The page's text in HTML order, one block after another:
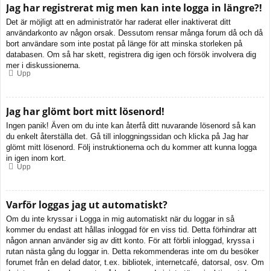
Jag har registrerat mig men kan inte logga in längre?!
Det är möjligt att en administratör har raderat eller inaktiverat ditt
användarkonto av någon orsak. Dessutom rensar många forum då och då
bort användare som inte postat på länge för att minska storleken på
databasen. Om så har skett, registrera dig igen och försök involvera dig
mer i diskussionerna.
Upp
Jag har glömt bort mitt lösenord!
Ingen panik! Även om du inte kan återfå ditt nuvarande lösenord så kan
du enkelt återställa det. Gå till inloggningssidan och klicka på Jag har
glömt mitt lösenord. Följ instruktionerna och du kommer att kunna logga
in igen inom kort.
Upp
Varför loggas jag ut automatiskt?
Om du inte kryssar i Logga in mig automatiskt när du loggar in så
kommer du endast att hållas inloggad för en viss tid. Detta förhindrar att
någon annan använder sig av ditt konto. För att förbli inloggad, kryssa i
rutan nästa gång du loggar in. Detta rekommenderas inte om du besöker
forumet från en delad dator, t.ex. bibliotek, internetcafé, datorsal, osv. Om